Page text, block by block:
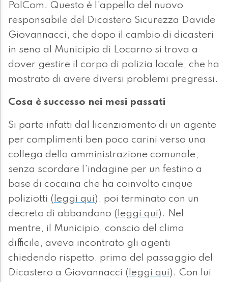
PolCom. Questo è l'appello del nuovo
responsabile del Dicastero Sicurezza Davide
Giovannacci, che dopo il cambio di dicasteri
in seno al Municipio di Locarno si trova a
dover gestire il corpo di polizia locale, che ha
mostrato di avere diversi problemi pregressi.
Cosa è successo nei mesi passati
Si parte infatti dal licenziamento di un agente
per complimenti ben poco carini verso una
collega della amministrazione comunale,
senza scordare l'indagine per un festino a
base di cocaina che ha coinvolto cinque
poliziotti (leggi qui), poi terminato con un
decreto di abbandono (leggi qui). Nel
mentre, il Municipio, conscio del clima
difficile, aveva incontrato gli agenti
chiedendo rispetto, prima del passaggio del
Dicastero a Giovannacci (leggi qui). Con lui